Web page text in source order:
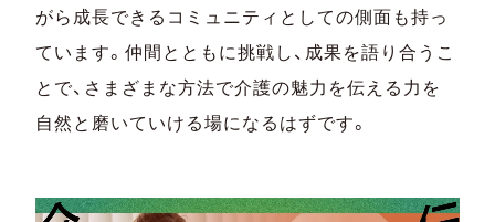
がら成長できるコミュニティとしての側面も持っ
ています。仲間とともに挑戦し、成果を語り合うこ
とで、さまざまな方法で介護の魅力を伝える力を
自然と磨いていける場になるはずです。